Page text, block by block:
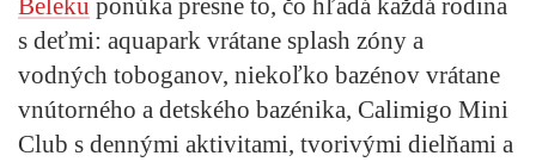
s deťmi: aquapark vrátane splash zóny a
vodných toboganov, niekoľko bazénov vrátane
vnútorného a detského bazénika, Calimigo Mini
Club s dennými aktivitami, tvorivými dielňami a